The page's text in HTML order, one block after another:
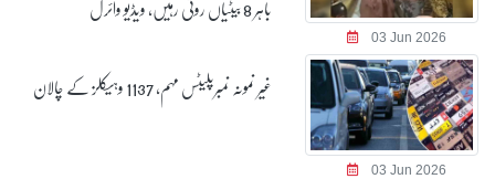
03 Jun 2026
03 Jun 2026
غیر نمونہ نمبرپلیٹس مہم، 1137 وہیکلز کے چالان